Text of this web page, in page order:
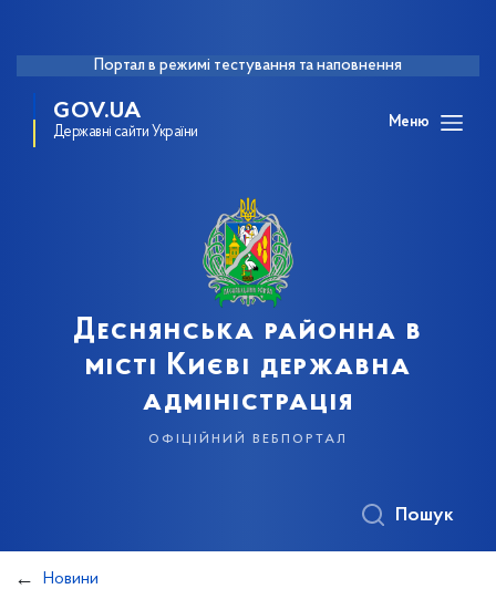
Портал в режимі тестування та наповнення
GOV.UA
Державні сайти України
Меню
Деснянська районна в
місті Києві державна
адміністрація
офіційний вебпортал
Пошук
Новини